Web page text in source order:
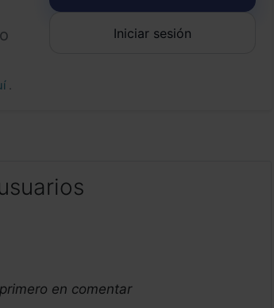
.
Iniciar sesión
en comentar